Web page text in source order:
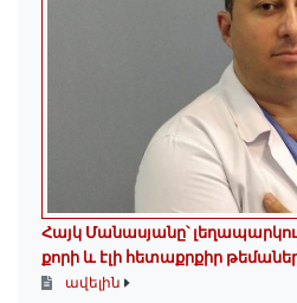
Հայկ Մանասյանը՝
քորի և էլի հետաքրքիր
ավելին